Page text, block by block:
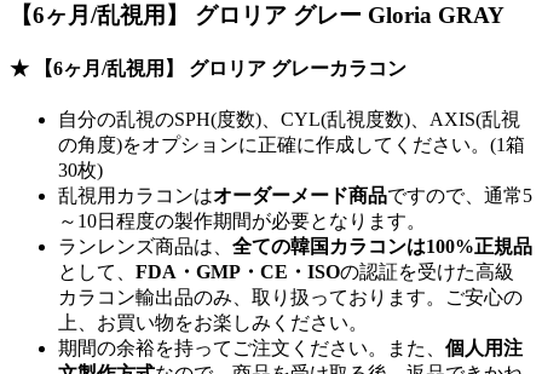
【6ヶ月/乱視用】 グロリア グレー Gloria GRAY
★ 【6ヶ月/乱視用】 グロリア グレーカラコン
自分の乱視のSPH(度数)、CYL(乱視度数)、AXIS(乱視
の角度)をオプションに正確に作成してください。(1箱
30枚)
乱視用カラコンはオーダーメード商品ですので、 通常5
～10日程度の製作期間が必要となります。
ランレンズ商品は、 全ての韓国カラコンは100%正規品
として、 FDA・GMP・CE・ISOの認証を受けた高級
カラコン輸出品のみ、取り扱っております。ご安心の
上、お買い物をお楽しみください。
期間の余裕を持ってご注文ください。また、 個人用注